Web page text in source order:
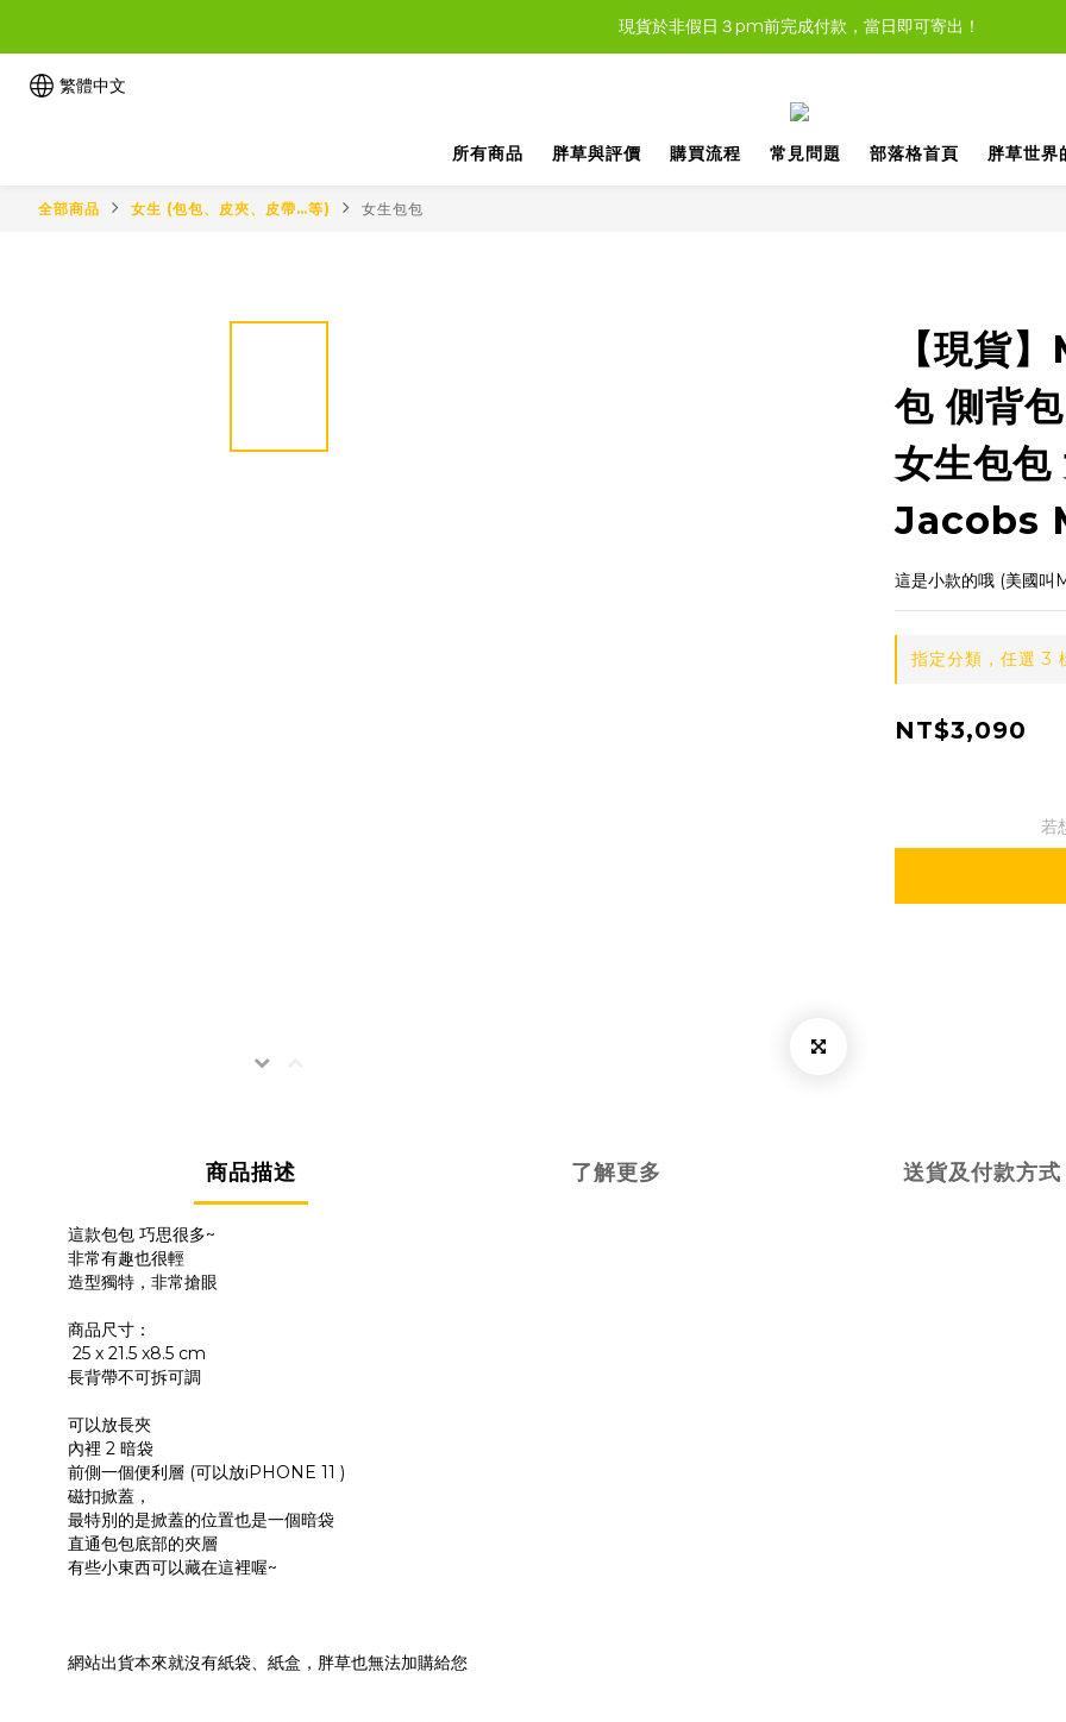
現貨商品，大多都可任選３樣免運哦。
現貨於非假日３pm前完成付款，當日即可寄出！
繁體中文
所有商品 胖草與評價 購買流程 常見問題 部落格首頁 胖草世界
全部商品 女生 (包包、皮夾、皮帶…等) 女生包包
【現貨
包 側背
女生包
Jacobs
這是小款的哦 (美國叫
指定分類，任選 3
NT$3,090
若
商品描述 了解更多 送貨及付款方式
這款包包 巧思很多~
非常有趣也很輕
造型獨特，非常搶眼
商品尺寸：
25 x 21.5 x8.5 cm
長背帶不可拆可調
可以放長夾
內裡 2 暗袋
前側一個便利層 (可以放iPHONE 11 )
磁扣掀蓋，
最特別的是掀蓋的位置也是一個暗袋
直通包包底部的夾層
有些小東西可以藏在這裡喔~
網站出貨本來就沒有紙袋、紙盒，胖草也無法加購給您